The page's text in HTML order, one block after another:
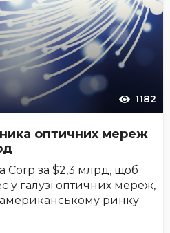
1182
оптичних мереж
Corp за $2,3 млрд, щоб
у галузі оптичних мереж,
ринку